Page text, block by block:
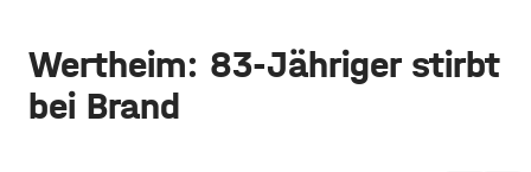
Wertheim: 83-Jähriger stirbt
bei Brand